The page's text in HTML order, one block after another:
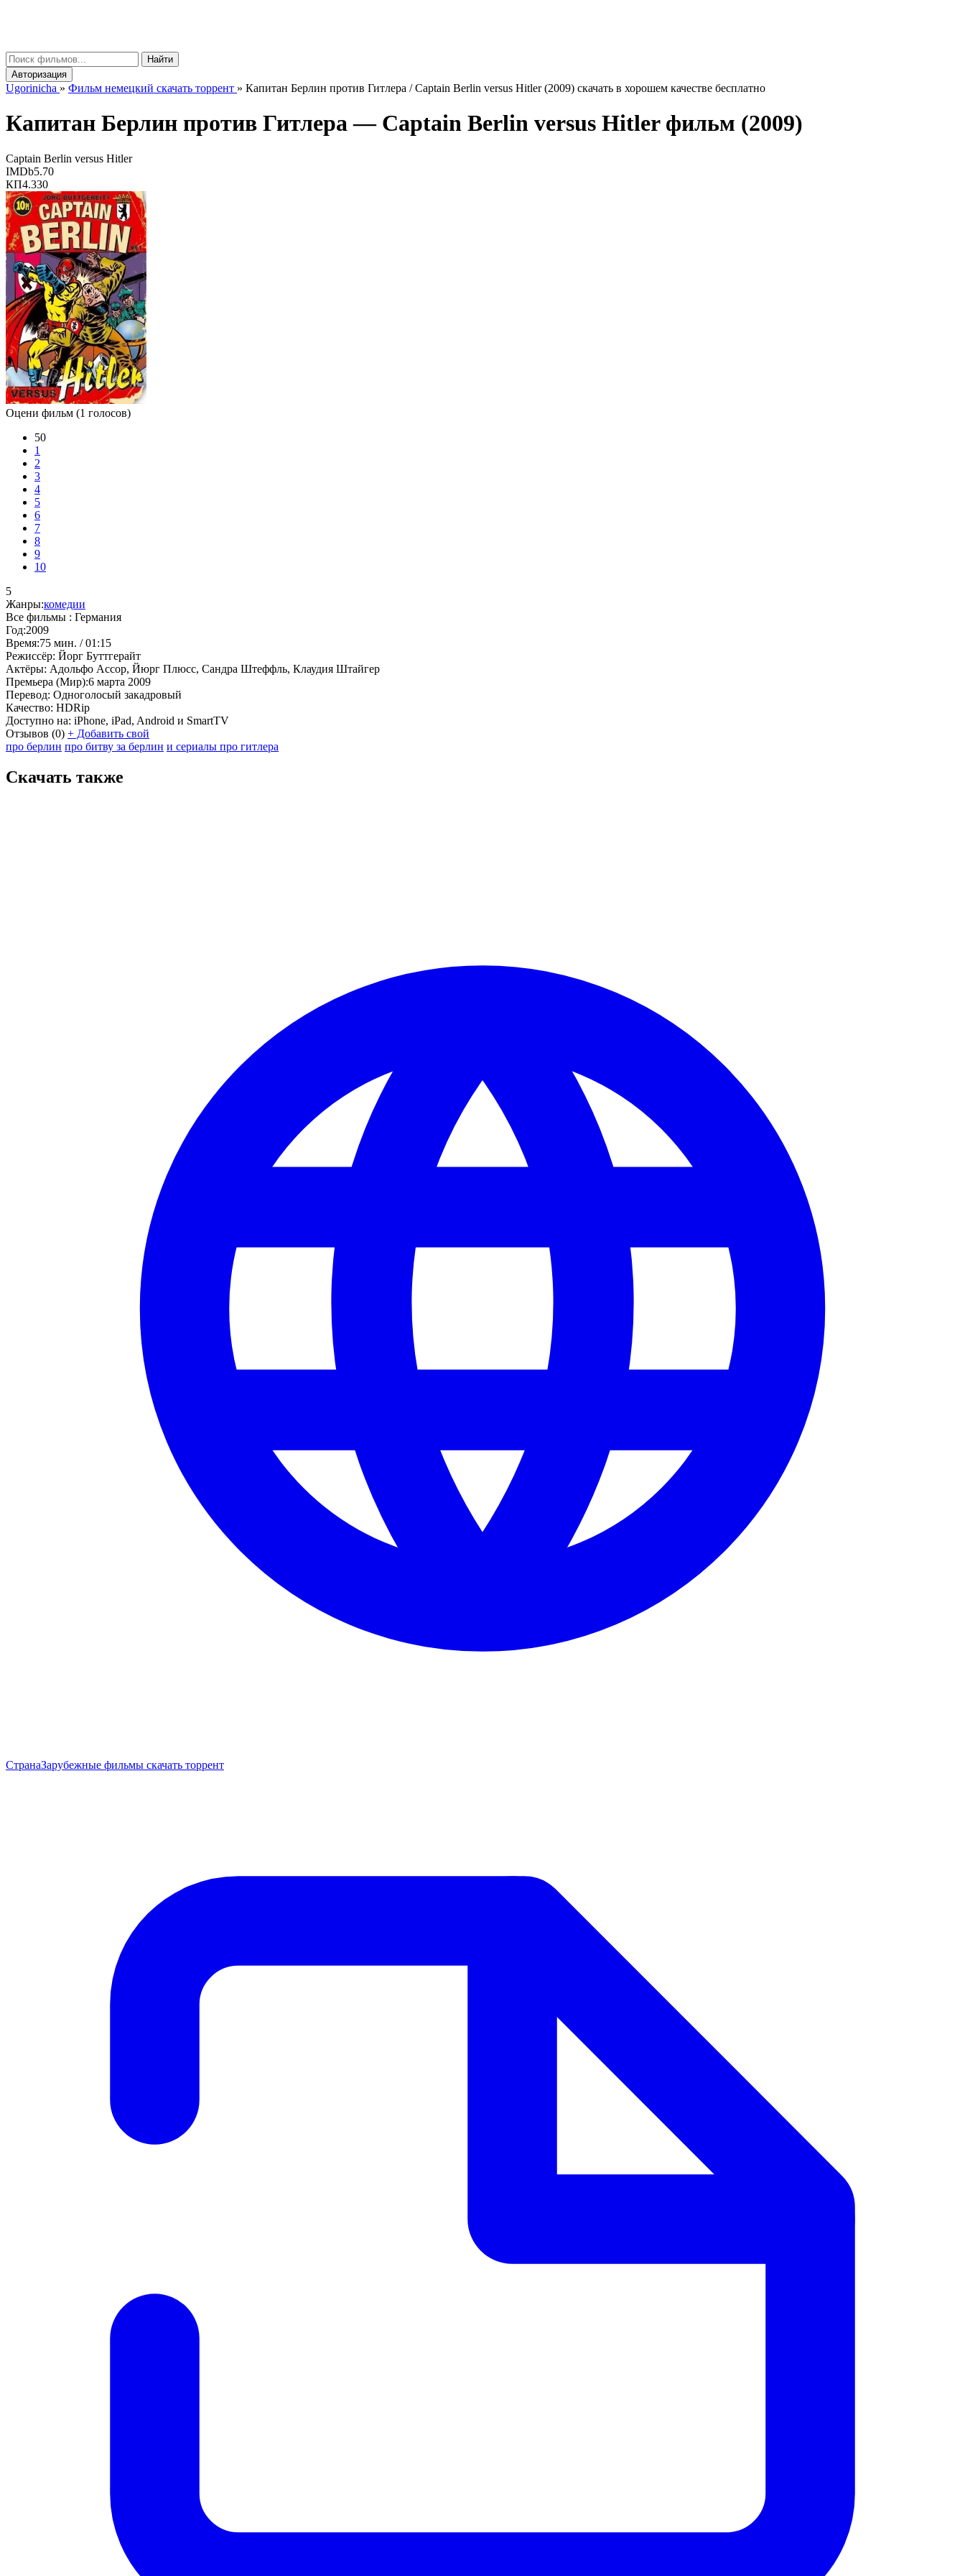
Найти
Авторизация
Ugorinicha » Фильм немецкий скачать торрент » Капитан Берлин против Гитлера / Captain Berlin versus Hitler (2009) скачать в хорошем качестве бесплатно
Капитан Берлин против Гитлера — Captain Berlin versus Hitlerфильм (2009)
Captain Berlin versus Hitler
IMDb5.70
КП4.330
Оцени фильм (1 голосов)
50
1
2
3
4
5
6
7
8
9
10
5
Жанры:комедии
Все фильмы : Германия
Год:2009
Время:75 мин. / 01:15
Режиссёр: Йорг Буттгерайт
Актёры: Адольфо Ассор, Йюрг Плюсс, Сандра Штеффль, Клаудия Штайгер
Премьера (Мир):6 марта 2009
Перевод: Одноголосый закадровый
Качество: HDRip
Доступно на: iPhone, iPad, Android и SmartTV
Отзывов (0) + Добавить свой
про берлин про битву за берлин и сериалы про гитлера
Скачать также
СтранаЗарубежные фильмы скачать торрент